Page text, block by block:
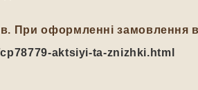
При оформленні замовлення
aktsiyi-ta-znizhki.html